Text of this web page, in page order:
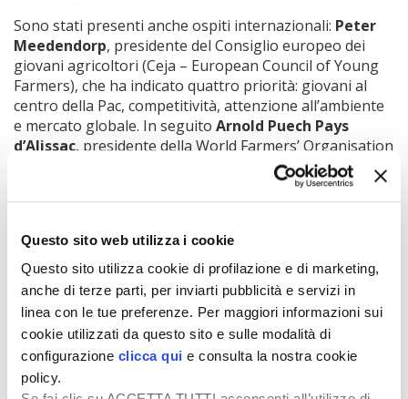
Questo sito web utilizza i cookie
Questo sito utilizza cookie di profilazione e di marketing,
anche di terze parti, per inviarti pubblicità e servizi in
linea con le tue preferenze. Per maggiori informazioni sui
cookie utilizzati da questo sito e sulle modalità di
configurazione clicca qui e consulta la nostra cookie
policy.
Sono stati presenti anche ospiti internazionali: Peter
Meedendorp, presidente del Consiglio europeo dei
giovani agricoltori (Ceja – European Council of Young
Farmers), che ha indicato quattro priorità: giovani al
centro della Pac, competitività, attenzione all’ambiente
e mercato globale. In seguito Arnold Puech Pays
d’Alissac, presidente della World Farmers’ Organisation
(Wfo – Organizzazione mondiale degli agricoltori), ha
ribadito l’impegno a creare uno spazio comune per
dare voce ai giovani agricoltori di ogni Paese.
Appello finale: servono risorse per favorire il
ricambio generazionale
Cristiano Fini, presidente di Cia – Agricoltori Italiani, ha
chiesto rifinanziamenti per il fondo giovani e il
ripristino della decontribuzione per gli under 40. Ha
denunciato la contraddizione europea: «A parole si
mette in cima il ricambio generazionale, ma nei fatti la